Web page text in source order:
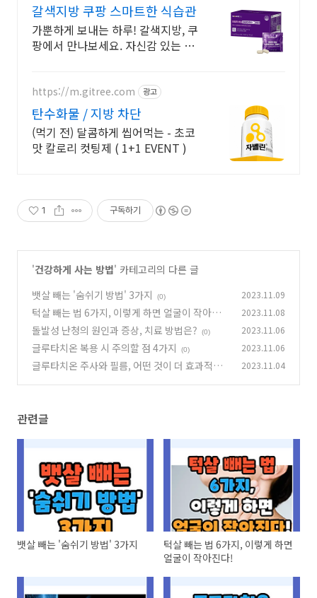
갈색지방 쿠팡 스마트한 식습관
가뿐하게 보내는 하루! 갈색지방, 쿠
팡에서 만나보세요. 자신감 있는 실
https://m.gitree.com 광고
탄수화물 / 지방 차단
(먹기 전) 달콤하게 씹어먹는 - 초코
맛 칼로리 컷팅제 ( 1+1 EVENT )
1 구독하기
'건강하게 사는 방법' 카테고리의 다른 글
뱃살 빼는 '숨쉬기 방법' 3가지
(0) 2023.11.09
턱살 빼는 법 6가지, 이렇게 하면 얼굴이 작아진
다! (1)
2023.11.08
돌발성 난청의 원인과 증상, 치료 방법은? (0) 2023.11.06
글루타치온 복용 시 주의할 점 4가지 (0) 2023.11.06
글루타치온 주사와 필름, 어떤 것이 더 효과적일
2023.11.04
관련글
뱃살 빼는 '숨쉬기 방법' 3가지
턱살 빼는 법 6가지, 이렇게 하면
얼굴이 작아진다!